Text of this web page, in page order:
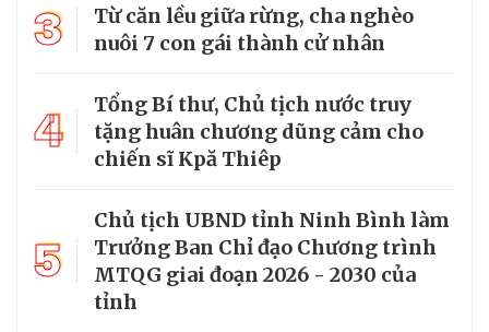
3
Từ căn lều giữa rừng, cha nghèo
nuôi 7 con gái thành cử nhân
4
Tổng Bí thư, Chủ tịch nước truy
tặng huân chương dũng cảm cho
chiến sĩ Kpă Thiêp
5
Chủ tịch UBND tỉnh Ninh Bình làm
Trưởng Ban Chỉ đạo Chương trình
MTQG giai đoạn 2026 - 2030 của
tỉnh